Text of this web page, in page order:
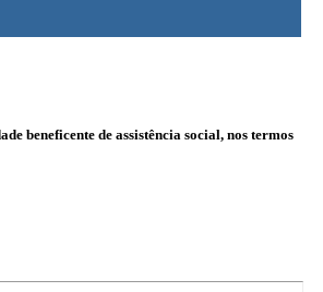
beneficente de assistência social, nos termos